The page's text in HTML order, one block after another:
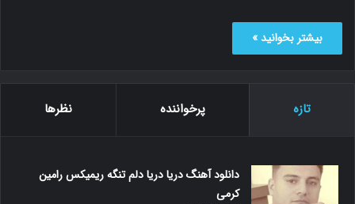
بیشتر بخوانید »
تازه پرخواننده نظرها
دانلود آهنگ دریا دریا دلم تنگه ریمیکس رامین
کرمی